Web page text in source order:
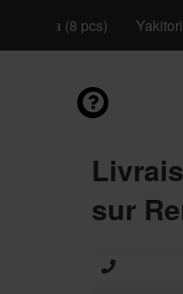
California (8 pcs)
sur